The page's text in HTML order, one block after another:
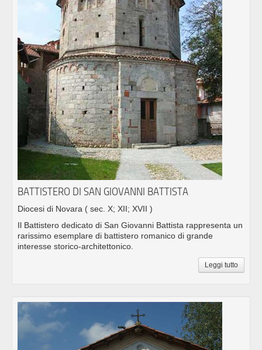
BATTISTERO DI SAN GIOVANNI BATTISTA
Diocesi di Novara ( sec. X; XII; XVII )
Il Battistero dedicato di San Giovanni Battista rappresenta un
rarissimo esemplare di battistero romanico di grande
interesse storico-architettonico.
Leggi tutto